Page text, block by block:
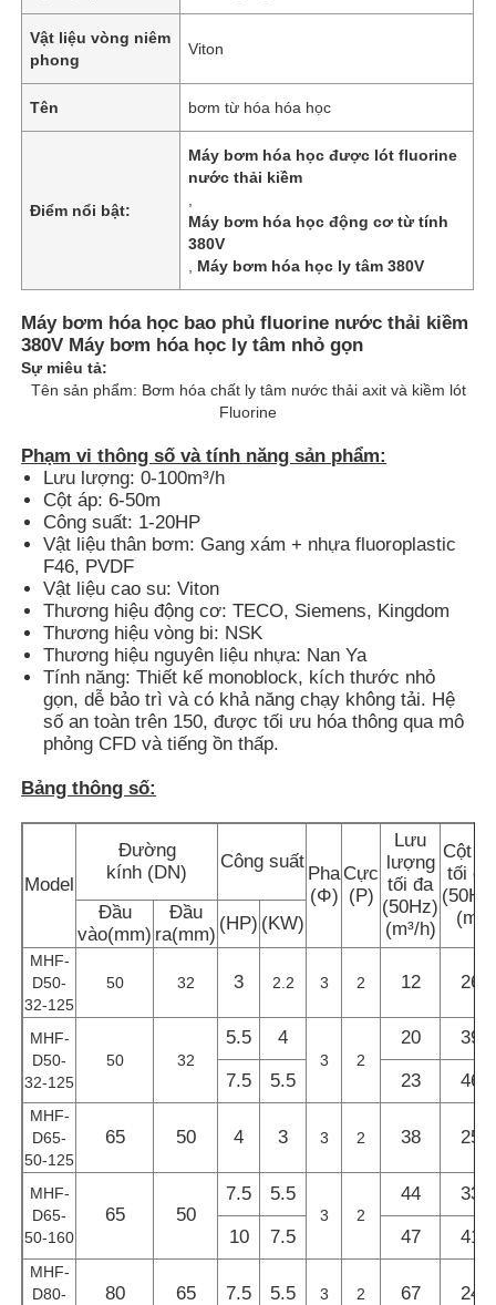
Nhà
Sản phẩm
Tham quan nhà máy
Kiểm soát chất lượng
Liên hệ chúng tôi
Tin tức
Tất cả các trường hợp
Yêu cầu báo giá
Vật liệu vòng niêm
phong
Viton
Tên bơm từ hóa hóa học
Điểm nổi bật:
Máy bơm hóa học được lót fluorine
nước thải kiềm
Máy bơm hóa học động cơ từ tính
380V
Máy bơm hóa học ly tâm 380V
Máy bơm hóa học bao phủ fluorine nước thải kiềm
380V Máy bơm hóa học ly tâm nhỏ gọn
Sự miêu tả:
Tên sản phẩm: Bơm hóa chất ly tâm nước thải axit và kiềm lót
Fluorine
Phạm vi thông số và tính năng sản phẩm:
Lưu lượng: 0-100m³/h
Cột áp: 6-50m
Công suất: 1-20HP
Vật liệu thân bơm: Gang xám + nhựa fluoroplastic
F46, PVDF
Vật liệu cao su: Viton
Thương hiệu động cơ: TECO, Siemens, Kingdom
Thương hiệu vòng bi: NSK
Thương hiệu nguyên liệu nhựa: Nan Ya
Tính năng: Thiết kế monoblock, kích thước nhỏ
gọn, dễ bảo trì và có khả năng chạy không tải. Hệ
số an toàn trên 150, được tối ưu hóa thông qua mô
phỏng CFD và tiếng ồn thấp.
Bảng thông số:
Model
Đường
kính (DN)
Công suất
Pha
(Φ)
Cực
(P)
Lưu
lượng
tối đa
(50Hz)
(m³/h)
Cột
tối đa
(m)
Đầu
vào(mm)
Đầu
ra(mm)
(HP) (KW)
MHF-
D50-
32-125
50 32 3 2.2 3 2 12 26
MHF-
D50-
32-125
50 32
5.5 4
3 2
20 39
7.5 5.5 23 46
MHF-
D65-
50-125
65 50 4 3 3 2 38 25
MHF-
D65-
50-160
65 50
7.5 5.5
3 2
44 33
10 7.5 47 41
MHF-
D80-
80 65 7.5 5.5 3 2 67 24